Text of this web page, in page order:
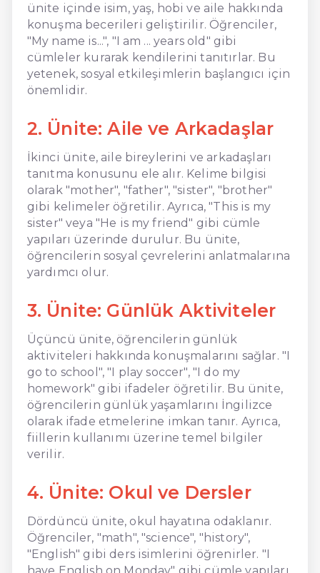
ünite içinde isim, yaş, hobi ve aile hakkında
konuşma becerileri geliştirilir. Öğrenciler,
"My name is...", "I am ... years old" gibi
cümleler kurarak kendilerini tanıtırlar. Bu
yetenek, sosyal etkileşimlerin başlangıcı için
önemlidir.
2. Ünite: Aile ve Arkadaşlar
İkinci ünite, aile bireylerini ve arkadaşları
tanıtma konusunu ele alır. Kelime bilgisi
olarak "mother", "father", "sister", "brother"
gibi kelimeler öğretilir. Ayrıca, "This is my
sister" veya "He is my friend" gibi cümle
yapıları üzerinde durulur. Bu ünite,
öğrencilerin sosyal çevrelerini anlatmalarına
yardımcı olur.
3. Ünite: Günlük Aktiviteler
Üçüncü ünite, öğrencilerin günlük
aktiviteleri hakkında konuşmalarını sağlar. "I
go to school", "I play soccer", "I do my
homework" gibi ifadeler öğretilir. Bu ünite,
öğrencilerin günlük yaşamlarını İngilizce
olarak ifade etmelerine imkan tanır. Ayrıca,
fiillerin kullanımı üzerine temel bilgiler
verilir.
4. Ünite: Okul ve Dersler
Dördüncü ünite, okul hayatına odaklanır.
Öğrenciler, "math", "science", "history",
"English" gibi ders isimlerini öğrenirler. "I